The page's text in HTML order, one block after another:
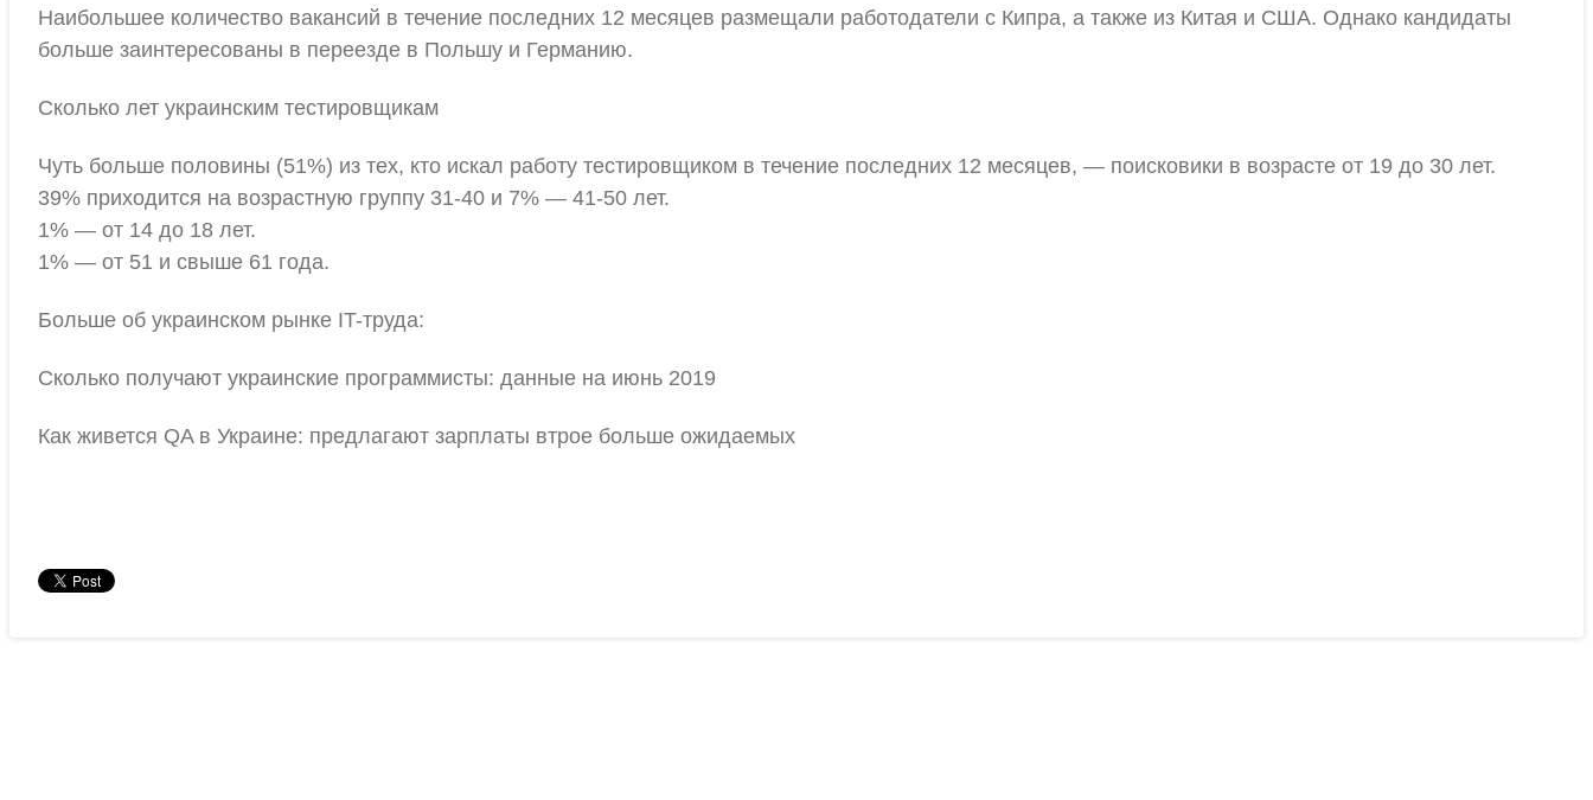
Наибольшее количество вакансий в течение последних 12 месяцев размещали работодатели с Кипра, а также из Китая и США. Однако кандидаты
больше заинтересованы в переезде в Польшу и Германию.
Сколько лет украинским тестировщикам
Чуть больше половины (51%) из тех, кто искал работу тестировщиком в течение последних 12 месяцев, — поисковики в возрасте от 19 до 30 лет.
39% приходится на возрастную группу 31-40 и 7% — 41-50 лет.
1% — от 14 до 18 лет.
1% — от 51 и свыше 61 года.
Больше об украинском рынке IT-труда:
Сколько получают украинские программисты: данные на июнь 2019
Как живется QA в Украине: предлагают зарплаты втрое больше ожидаемых